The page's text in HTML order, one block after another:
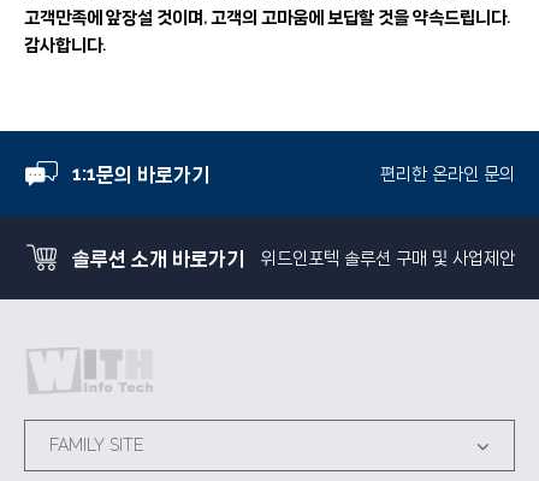
고객만족에 앞장설 것이며, 고객의 고마움에 보답할 것을 약속드립니다.
감사합니다.
1:1문의 바로가기 편리한 온라인 문의
솔루션 소개 바로가기 위드인포텍 솔루션 구매 및 사업제안
FAMILY SITE